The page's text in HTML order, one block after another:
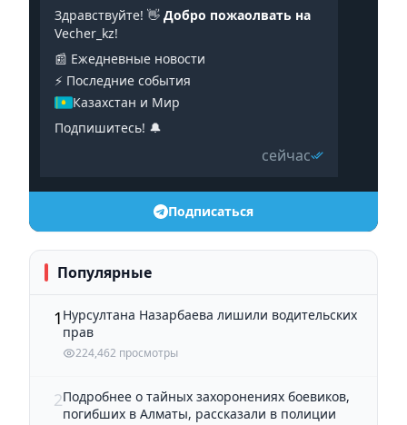
Здравствуйте! 👋 Добро пожаолвать на
Vecher_kz!
📰 Ежедневные новости
⚡️ Последние события
Казахстан и Мир
Подпишитесь! 🔔
сейчас
Подписаться
Популярные
1 Нурсултана Назарбаева лишили водительских
прав
224,462 просмотры
2Подробнее о тайных захоронениях боевиков,
погибших в Алматы, рассказали в полиции